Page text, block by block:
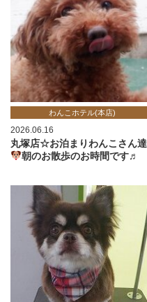
わんこホテル(本店)
2026.06.16
丸塚店☆お泊まりわんこさん達
朝のお散歩のお時間です♬